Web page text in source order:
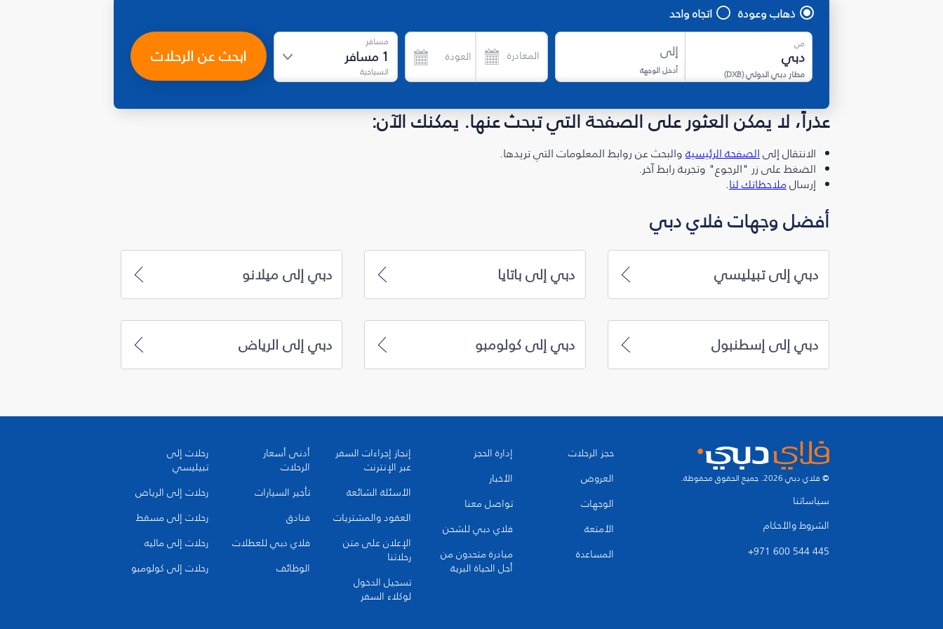
ذهاب وعودة اتجاه واحد
من
مطار دبي الدولي(
DXB
)
إلى
أدخل الوجهة
المغادرة العودة
مسافر
1 مسافر
السياحية
ابحث عن الرحلات
عذراً، لا يمكن العثور على الصفحة التي تبحث عنها. يمكنك الآن:
الانتقال إلى الصفحة الرئيسية والبحث عن روابط المعلومات التي تريدها.
الضغط على زر "الرجوع" وتجربة رابط آخر.
إرسالملاحظاتك لنا.
أفضل وجهات فلاي دبي
دبي إلى تبيليسي دبي إلى باتايا دبي إلى ميلانو
دبي إلى إسطنبول دبي إلى كولومبو دبي إلى الرياض
© فلاي دبي 2026. جميع الحقوق محفوظة.
سياساتنا
الشروط والأحكام
+971 600 544 445
حجز الرحلات
العروض
الوجهات
الأمتعة
المساعدة
إدارة الحجز
الأخبار
تواصل معنا
فلاي دبي للشحن
مبادرة متحدون من
أجل الحياة البرية
إنجاز إجراءات السفر
عبر الإنترنت
الأسئلة الشائعة
العقود والمشتريات
الإعلان على متن
رحلاتنا
تسجيل الدخول
لوكلاء السفر
أدنى أسعار
الرحلات
تأجير السيارات
فنادق
فلاي دبي للعطلات
الوظائف
رحلات إلى
تبيليسي
رحلات إلى الرياض
رحلات إلى مسقط
رحلات إلى ماليه
رحلات إلى كولومبو